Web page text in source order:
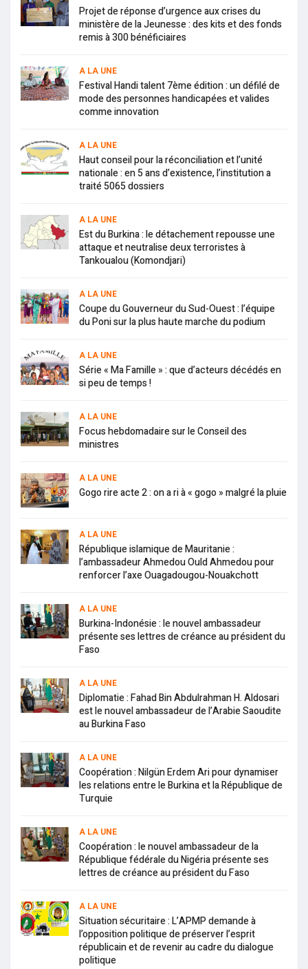
Projet de réponse d’urgence aux crises du
ministère de la Jeunesse : des kits et des fonds
remis à 300 bénéficiaires
A LA UNE
Festival Handi talent 7ème édition : un défilé de
mode des personnes handicapées et valides
comme innovation
A LA UNE
Haut conseil pour la réconciliation et l’unité
nationale : en 5 ans d’existence, l’institution a
traité 5065 dossiers
A LA UNE
Est du Burkina : le détachement repousse une
attaque et neutralise deux terroristes à
Tankoualou (Komondjari)
A LA UNE
Coupe du Gouverneur du Sud-Ouest : l’équipe
du Poni sur la plus haute marche du podium
A LA UNE
Série « Ma Famille » : que d’acteurs décédés en
si peu de temps !
A LA UNE
Focus hebdomadaire sur le Conseil des
ministres
A LA UNE
Gogo rire acte 2 : on a ri à « gogo » malgré la pluie
A LA UNE
République islamique de Mauritanie :
l’ambassadeur Ahmedou Ould Ahmedou pour
renforcer l’axe Ouagadougou-Nouakchott
A LA UNE
Burkina-Indonésie : le nouvel ambassadeur
présente ses lettres de créance au président du
Faso
A LA UNE
Diplomatie : Fahad Bin Abdulrahman H. Aldosari
est le nouvel ambassadeur de l’Arabie Saoudite
au Burkina Faso
A LA UNE
Coopération : Nilgün Erdem Ari pour dynamiser
les relations entre le Burkina et la République de
Turquie
A LA UNE
Coopération : le nouvel ambassadeur de la
République fédérale du Nigéria présente ses
lettres de créance au président du Faso
A LA UNE
Situation sécuritaire : L’APMP demande à
l’opposition politique de préserver l’esprit
républicain et de revenir au cadre du dialogue
politique